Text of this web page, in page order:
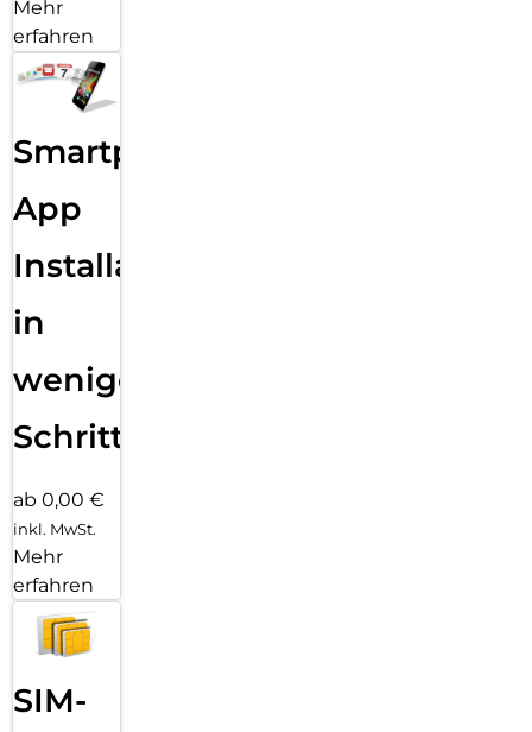
Mehr
erfahren
Smartphone
App
Installation
in
wenigen
Schritten
ab 0,00 €
inkl. MwSt.
Mehr
erfahren
SIM-